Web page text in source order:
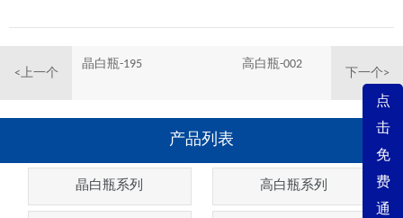
<上一个
晶白瓶-195
下一个>
高白瓶-002
点
击
免
费
通
产品列表
晶白瓶系列 高白瓶系列